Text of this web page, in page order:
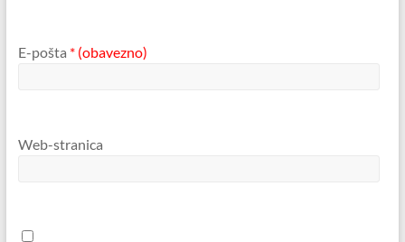
E-pošta * (obavezno)
Web-stranica